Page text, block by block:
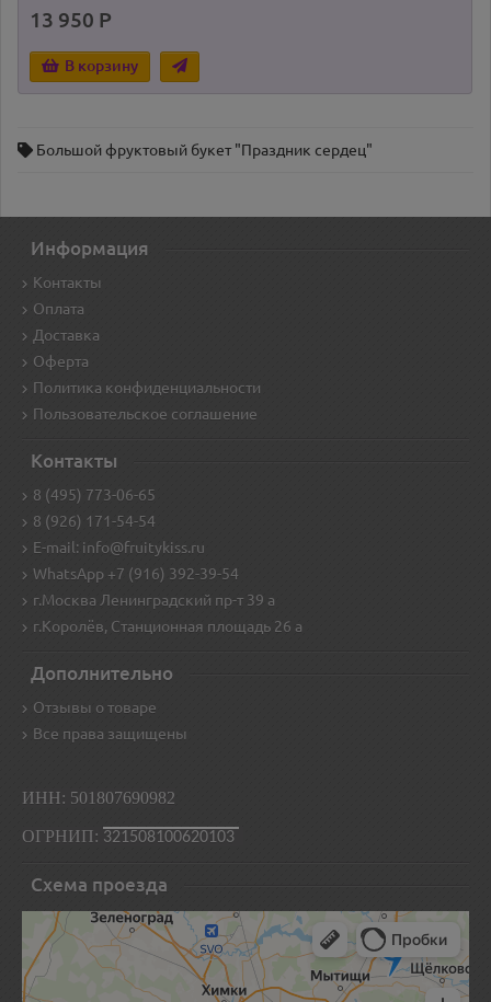
13 950 Р
В корзину
Большой фруктовый букет "Праздник сердец"
Информация
Контакты
Оплата
Доставка
Оферта
Политика конфиденциальности
Пользовательское соглашение
Контакты
8 (495) 773-06-65
8 (926) 171-54-54
E-mail: info@fruitykiss.ru
WhatsApp +7 (916) 392-39-54
г.Москва Ленинградский пр-т 39 а
г.Королёв, Станционная площадь 26 а
Дополнительно
Отзывы о товаре
Все права защищены
ИНН: 501807690982
ОГРНИП: 321508100620103
Схема проезда